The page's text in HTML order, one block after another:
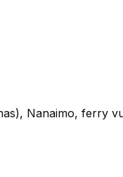
Nanaimo, ferry